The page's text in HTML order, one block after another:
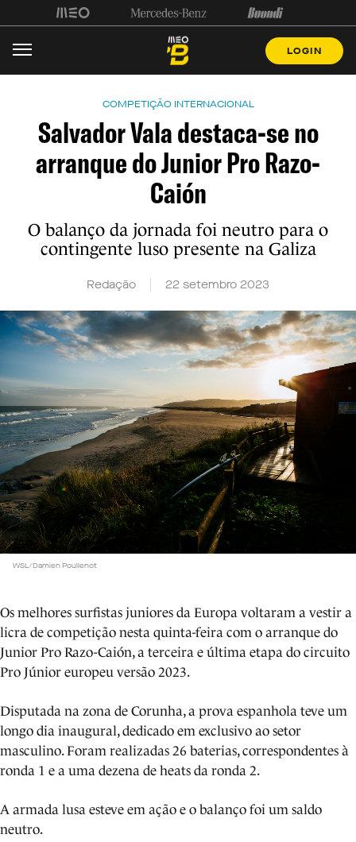
LOGIN
COMPETIÇÃO INTERNACIONAL
Salvador Vala destaca-se no
arranque do Junior Pro Razo-
Caión
O balanço da jornada foi neutro para o
contingente luso presente na Galiza
Redação 22 setembro 2023
WSL/Damien Poullenot
Os melhores surfistas juniores da Europa voltaram a vestir a
licra de competição nesta quinta-feira com o arranque do
Junior Pro Razo-Caión, a terceira e última etapa do circuito
Pro Júnior europeu versão 2023.
Disputada na zona de Corunha, a prova espanhola teve um
longo dia inaugural, dedicado em exclusivo ao setor
masculino. Foram realizadas 26 baterias, correspondentes à
ronda 1 e a uma dezena de heats da ronda 2.
A armada lusa esteve em ação e o balanço foi um saldo
neutro.